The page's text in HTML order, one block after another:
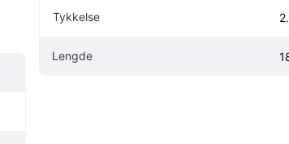
Tykkelse
Lengde